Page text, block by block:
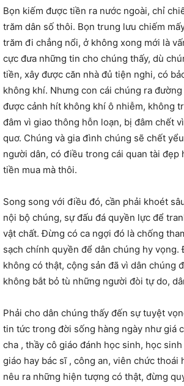
Bọn kiếm được tiền ra nước ngoài, chỉ
trăm dân số thôi. Bọn trung lưu chiếm
trăm đi chẳng nổi, ở không xong mới là
cực đưa những tin cho chúng thấy, dù
tiền, xây được căn nhà đủ tiện nghi, có
không khí. Nhưng con cái chúng ra
được cảnh hít không khí ô nhiễm, không
đâm vì giao thông hỗn loạn, bị đâm chết
quơ. Chúng và gia đình chúng sẽ chết
người dân, có điều trong cái quan tài đẹp
tiền mua mà thôi.
Song song với điều đó, cần phải khoét
nội bộ chúng, sự đấu đá quyền lực để
vật chất. Đừng có ca ngợi đó là chống
sạch chính quyền để dân chúng hy vọng.
không có thật, cộng sản đã vì dân chúng
không bắt bỏ tù những người đòi tự do,
Phải cho dân chúng thấy đến sự tuyệt
tin tức trong đời sống hàng ngày như giá
cha , thầy cô giáo đánh học sinh, học
giáo hay bác sĩ , công an, viên chức thoái
nêu ra những hiện tượng có thật, đừng